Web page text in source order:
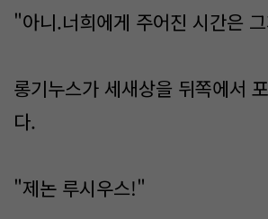
"아니.너희에게 주어진 시간은
롱기누스가 세새상을 뒤쪽에서
다.
"제논 루시우스!"